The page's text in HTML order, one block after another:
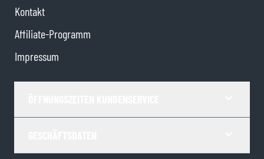
Kontakt
Affiliate-Programm
Impressum